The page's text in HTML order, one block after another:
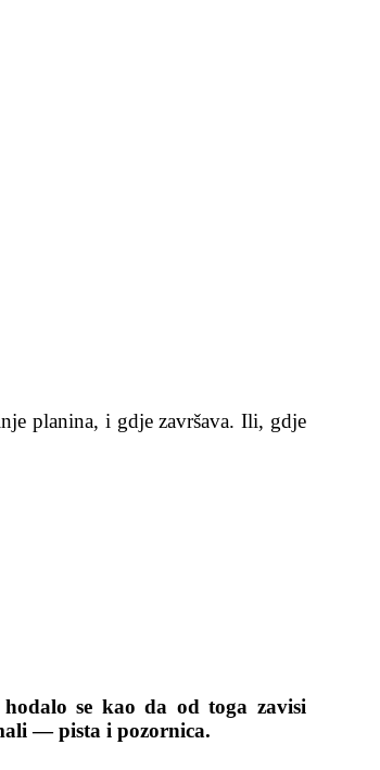
planina, i gdje završava. Ili, gdje
se kao da od toga zavisi
— pista i pozornica.